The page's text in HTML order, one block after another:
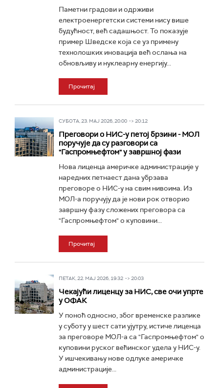
Паметни градови и одрживи
електроенергетски системи нису више
будућност, већ садашњост. То показује
пример Шведске која се уз примену
технолошких иновација већ ослања на
обновљиву и нуклеарну енергију...
Прочитај
СУБОТА, 23. МАЈ 2026, 20:00 -> 20:12
Преговори о НИС-у петој брзини - МОЛ
поручује да су разговори са
"Гаспромњефтом" у завршној фази
Нова лиценца америчке администрације у
наредних петнаест дана убрзава
преговоре о НИС-у на свим нивоима. Из
МОЛ-а поручују да је нови рок отворио
завршну фазу сложених преговора са
"Гаспромњефтом" о куповини...
Прочитај
ПЕТАК, 22. МАЈ 2026, 19:32 -> 20:03
Чекајући лиценцу за НИС, све очи упрте
у ОФАК
У поноћ односно, због временске разлике
у суботу у шест сати ујутру, истиче лиценца
за преговоре МОЛ-а са "Гаспромњефтом" о
куповини руског већинског удела у НИС-у.
У ишчекивању нове одлуке америчке
администрације...